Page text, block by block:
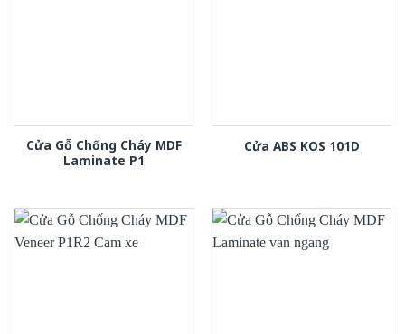
Cửa Gỗ Chống Cháy MDF
Laminate P1
Cửa ABS KOS 101D